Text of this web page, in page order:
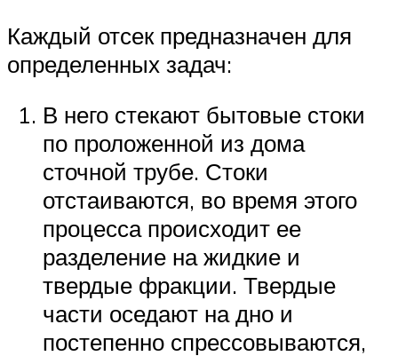
Каждый отсек предназначен для
определенных задач:
В него стекают бытовые стоки
по проложенной из дома
сточной трубе. Стоки
отстаиваются, во время этого
процесса происходит ее
разделение на жидкие и
твердые фракции. Твердые
части оседают на дно и
постепенно спрессовываются,